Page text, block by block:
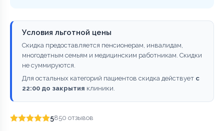
Условия льготной цены
Скидка предоставляется пенсионерам, инвалидам,
многодетным семьям и медицинским работникам. Скидки
не суммируются.
Для остальных категорий пациентов скидка действует с
22:00 до закрытия клиники.
5850 отзывов